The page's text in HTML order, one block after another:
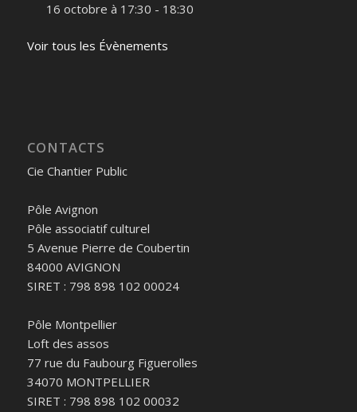
16 octobre à 17:30 - 18:30
Voir tous les Évènements
CONTACTS
Cie Chantier Public
Pôle Avignon
Pôle associatif culturel
5 Avenue Pierre de Coubertin
84000 AVIGNON
SIRET : 798 898 102 00024
Pôle Montpellier
Loft des assos
77 rue du Faubourg Figuerolles
34070 MONTPELLIER
SIRET : 798 898 102 00032